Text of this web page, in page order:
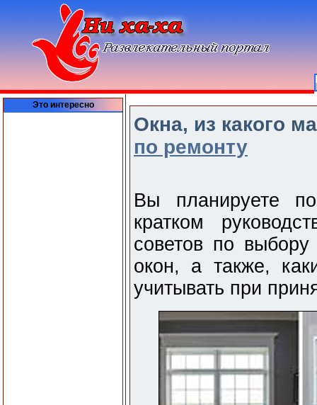
Это интересно
Окна, из какого
по ремонту
Вы планируете
кратком
советов по
окон, а также,
учитывать при